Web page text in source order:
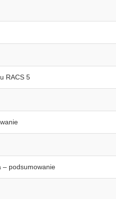
RACS 5
– podsumowanie